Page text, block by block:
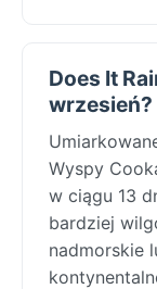
Does It
wrzesień?
Wyspy
w ciągu 13
bardziej
nadmorskie